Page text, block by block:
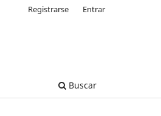
Buscar
Registrarse Entrar